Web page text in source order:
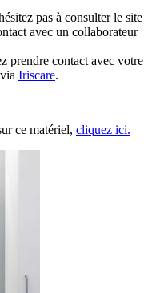
pas à consulter le site
avec un collaborateur
prendre contact avec votre
Iriscare.
ce matériel, cliquez ici.